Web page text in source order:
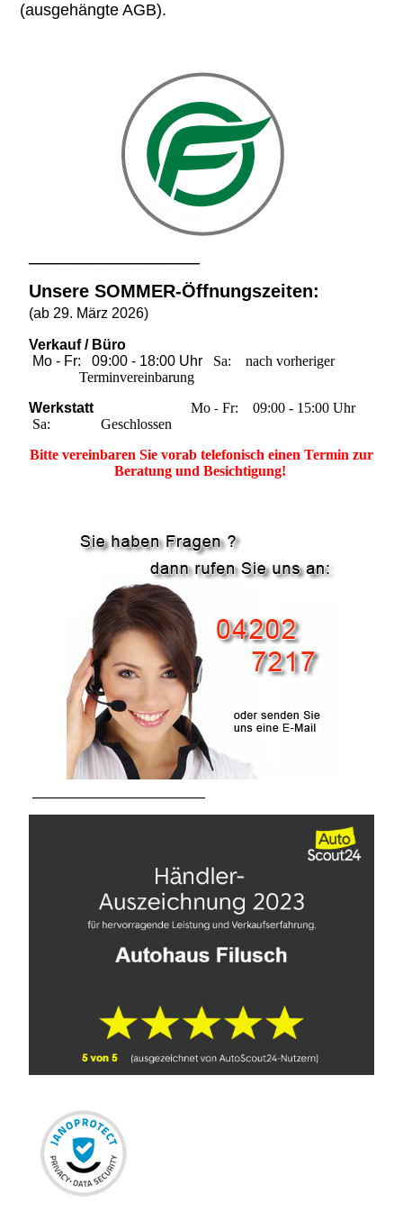
(ausgehängte AGB).
Unsere SOMMER-Öffnungszeiten:
(ab 29. März 2026)
Verkauf / Büro
Mo - Fr: 09:00 - 18:00 Uhr Sa: nach vorheriger
Terminvereinbarung
WerkstattMo -Fr: 09:00 - 15:00 Uhr
Sa: Geschlossen
Bitte vereinbaren Sie vorab telefonisch einen Termin zur
Beratung und Besichtigung!